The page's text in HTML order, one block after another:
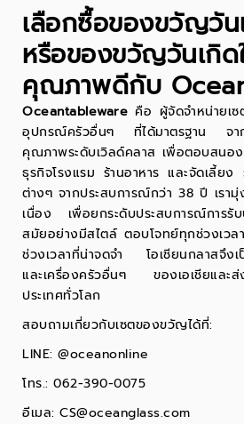
เลือกซื้อของขวัญวัน
หรือของขวัญวันเกิ
คุณภาพดีกับ
Oceantableware คือ ผู้จัดจำหน่ายเ
อุปกรณ์ครัวอื่นๆ ที่ได้มาตรฐาน จา
คุณภาพระดับเวิลด์คลาส เพื่อตอบสนอ
ธุรกิจโรงแรม ร้านอาหาร และจัดเลี้ย
ต่างๆ จากประสบการณ์กว่า 38 ปี เรา
เนื่อง เพื่อยกระดับประสบการณ์การรับ
สมัยอย่างมีสไตล์ ตอบโจทย์ทุกช่วงเวล
ช่วงเวลาที่น่าจดจำ โอเชียนกลาสจึงเ
และเครื่องครัวอื่นๆ ของเอเชียแล
ประเทศทั่วโลก
สอบถามเกี่ยวกับเซตของขวัญได้ที่:
LINE: @oceanonline
โทร.: 062-390-0075
อีเมล: CS@oceanglass.com